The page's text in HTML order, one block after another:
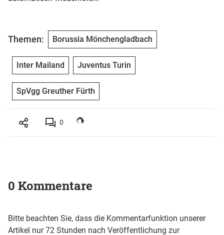
Themen: Borussia Mönchengladbach
Inter Mailand Juventus Turin
SpVgg Greuther Fürth
0
0 Kommentare
Bitte beachten Sie, dass die Kommentarfunktion unserer
Artikel nur 72 Stunden nach Veröffentlichung zur